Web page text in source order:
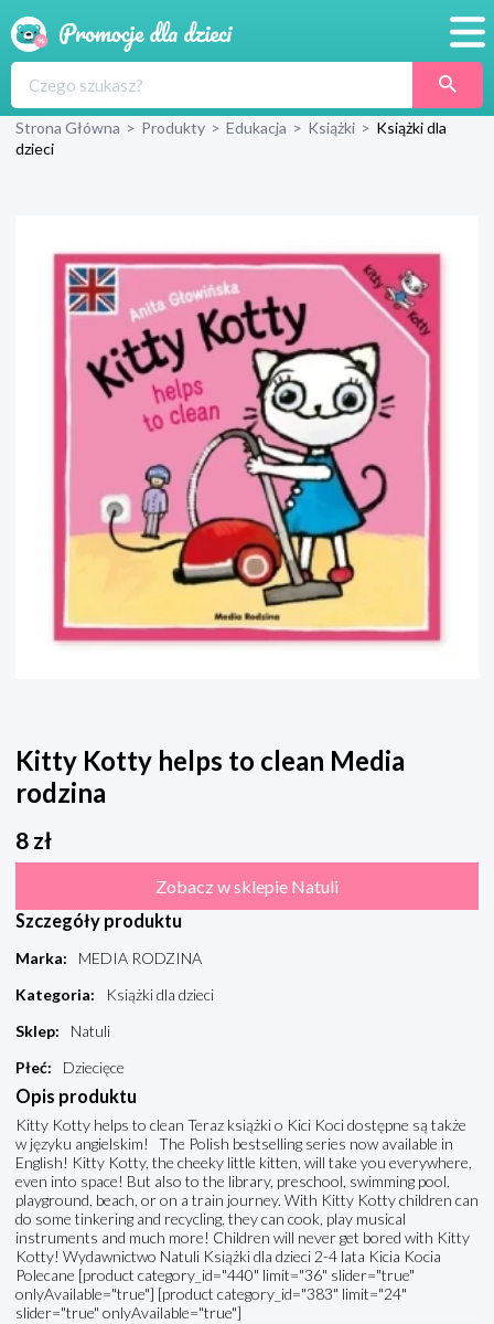
Produkty
Wyprawka
Strona Główna > Produkty > Edukacja > Książki > Książki dla
dzieci
Kitty Kotty helps to clean Media
rodzina
8 zł
Zobacz w sklepie Natuli
Szczegóły produktu
Marka:
MEDIA RODZINA
Kategoria:
Książki dla dzieci
Sklep:
Natuli
Płeć: Dziecięce
Opis produktu
Kitty Kotty helps to clean Teraz książki o Kici Koci dostępne są także
w języku angielskim! The Polish bestselling series now available in
English! Kitty Kotty, the cheeky little kitten, will take you everywhere,
even into space! But also to the library, preschool, swimming pool,
playground, beach, or on a train journey. With Kitty Kotty children can
do some tinkering and recycling, they can cook, play musical
instruments and much more! Children will never get bored with Kitty
Kotty! Wydawnictwo Natuli Książki dla dzieci 2-4 lata Kicia Kocia
Polecane [product category_id="440" limit="36" slider="true"
onlyAvailable="true"] [product category_id="383" limit="24"
slider="true" onlyAvailable="true"]